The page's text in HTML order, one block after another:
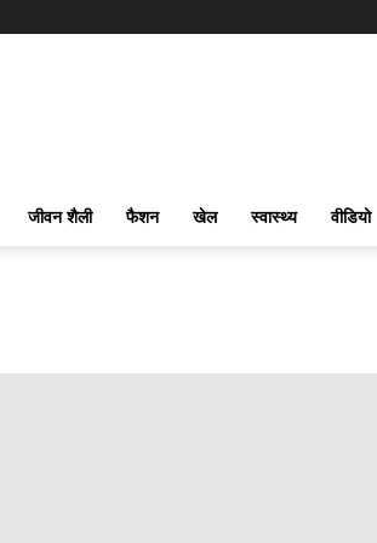
जीवन शैली फैशन खेल स्वास्थ्य वीडियो